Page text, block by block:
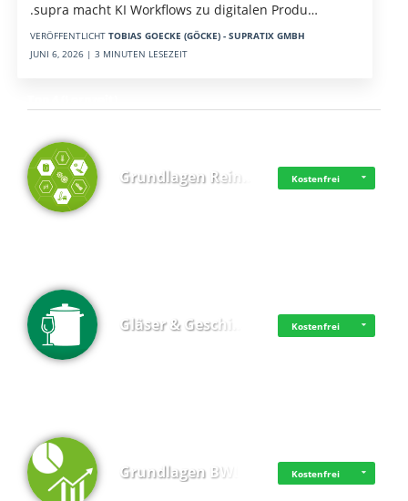
.supra macht KI Workflows zu digitalen Produ…
VERÖFFENTLICHT TOBIAS GOECKE (GÖCKE) - SUPRATIX GMBH
JUNI 6, 2026 | 3 MINUTEN LESEZEIT
Grundlagen Rein… Kostenfrei
Gläser & Geschi… Kostenfrei
Grundlagen BWL Kostenfrei